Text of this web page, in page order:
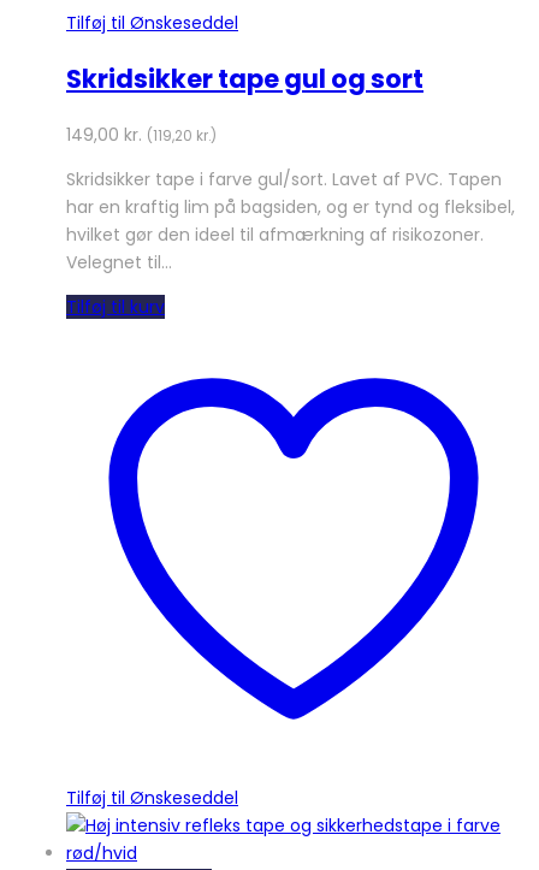
Tilføj til Ønskeseddel
Skridsikker tape gul og sort
149,00 kr. (119,20 kr.)
Skridsikker tape i farve gul/sort. Lavet af PVC. Tapen
har en kraftig lim på bagsiden, og er tynd og fleksibel,
hvilket gør den ideel til afmærkning af risikozoner.
Velegnet til…
Tilføj til kurv
Tilføj til Ønskeseddel